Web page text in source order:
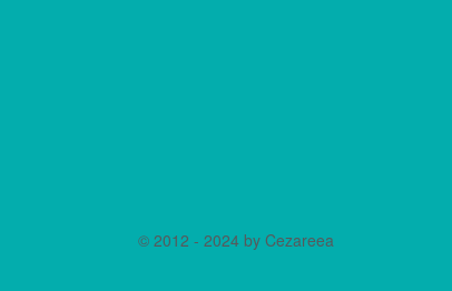
© 2012 - 2024 by Cezareea